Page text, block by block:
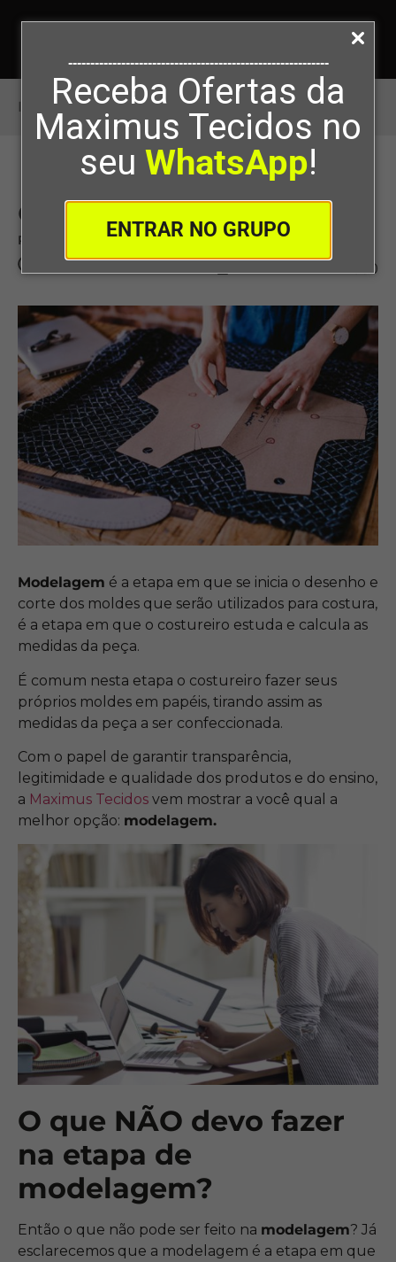
-----------------------------------------------------------
Receba Ofertas da
Maximus Tecidos no
seu WhatsApp!
ENTRAR NO GRUPO
Início>O que é modelagem?
O que é modelagem?
Por Maximus Tecidos
350
Modelagem é a etapa em que se inicia o desenho e
corte dos moldes que serão utilizados para costura,
é a etapa em que o costureiro estuda e calcula as
medidas da peça.
É comum nesta etapa o costureiro fazer seus
próprios moldes em papéis, tirando assim as
medidas da peça a ser confeccionada.
Com o papel de garantir transparência,
legitimidade e qualidade dos produtos e do ensino,
a Maximus Tecidos vem mostrar a você qual a
melhor opção: modelagem.
O que NÃO devo fazer
na etapa de
modelagem?
Então o que não pode ser feito na modelagem? Já
esclarecemos que a modelagem é a etapa em que